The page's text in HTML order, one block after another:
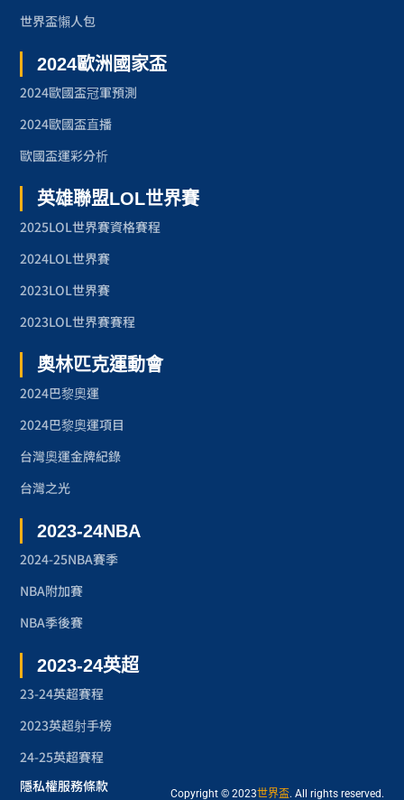
世界盃懶人包
2024歐洲國家盃
2024歐國盃冠軍預測
2024歐國盃直播
歐國盃運彩分析
英雄聯盟LOL世界賽
2025LOL世界賽資格賽程
2024LOL世界賽
2023LOL世界賽
2023LOL世界賽賽程
奧林匹克運動會
2024巴黎奧運
2024巴黎奧運項目
台灣奧運金牌紀錄
台灣之光
2023-24NBA
2024-25NBA賽季
NBA附加賽
NBA季後賽
2023-24英超
23-24英超賽程
2023英超射手榜
24-25英超賽程
Copyright © 2023世界盃. All rights reserved.
隱私權服務條款